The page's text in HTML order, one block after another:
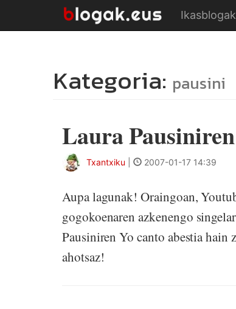
Ikasblogak
Kategoria: pausini
Laura
Txantxiku 2007-01-17 14:39
Aupa lagunak! Oraingoan,
gogokoenaren azkenengo
Pausiniren Yo canto abestia hain
ahotsaz!